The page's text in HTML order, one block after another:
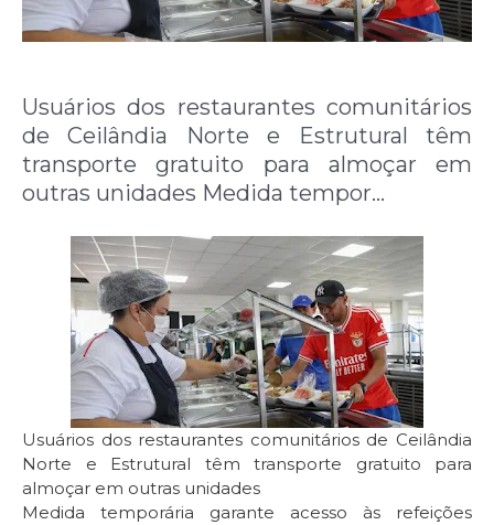
Usuários dos restaurantes comunitários
de Ceilândia Norte e Estrutural têm
transporte gratuito para almoçar em
outras unidades Medida tempor…
Usuários dos restaurantes comunitários de Ceilândia
Norte e Estrutural têm transporte gratuito para
almoçar em outras unidades
Medida temporária garante acesso às refeições